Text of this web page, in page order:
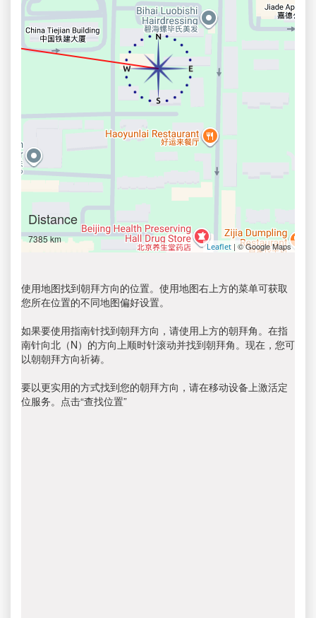
Distance
7385 km
Leaflet | © Google Maps
使用地图找到朝拜方向的位置。使用地图右上方的菜单可获取
您所在位置的不同地图偏好设置。
如果要使用指南针找到朝拜方向，请使用上方的朝拜角。在指
南针向北（N）的方向上顺时针滚动并找到朝拜角。现在，您可
以朝朝拜方向祈祷。
要以更实用的方式找到您的朝拜方向，请在移动设备上激活定
位服务。点击“查找位置”